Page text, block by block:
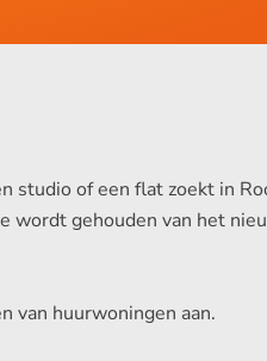
studio of een flat zoekt in
wordt gehouden van het
van huurwoningen aan.